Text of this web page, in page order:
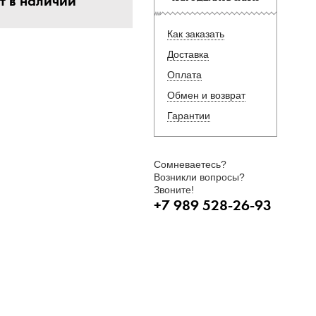
Как заказать
Доставка
Оплата
Обмен и возврат
Гарантии
Сомневаетесь?
Возникли вопросы?
Звоните!
+7 989 528-26-93